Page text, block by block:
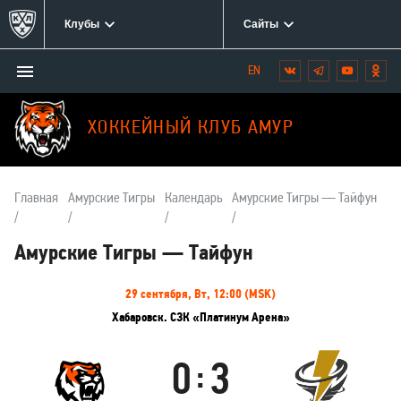
Клубы Сайты
ХОККЕЙНЫЙ КЛУБ АМУР
Открыть/
закрыть
меню
Мы
в
социальных
сетях:
Вконтакте
Telegram
YouTube
Главная Амурские Тигры Календарь Амурские Тигры — Тайфун
Амурские Тигры — Тайфун
29 сентября, Вт, 12:00 (MSK)
Хабаровск. СЗК «Платинум Арена»
Амурские
0 : 3 Тайфун